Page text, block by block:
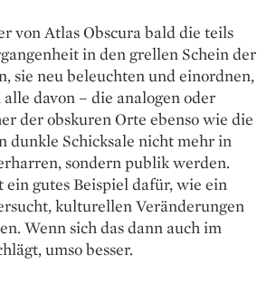
von Atlas Obscura bald die teils
in den grellen Schein der
sie neu beleuchten und einordnen,
davon – die ana­logen oder
der obskuren Orte ebenso wie die
dunkle Schicksale nicht mehr in
sondern publik werden.
ein gutes Beispiel dafür, wie ein
kulturellen Veränderungen
Wenn sich das dann auch im
umso besser.